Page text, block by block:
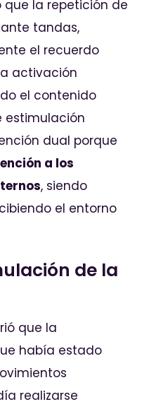
que la repetición de
tandas,
el recuerdo
activación
el contenido
estimulación
dual porque
a los
, siendo
el entorno
de la
que la
había estado
realizarse